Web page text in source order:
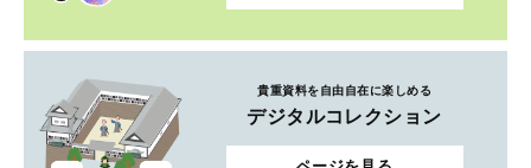
貴重資料を自由自在に楽しめる
デジタルコレクション